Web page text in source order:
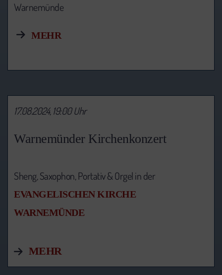
Warnemünde
MEHR
Warnemünder Kirchenkonzert
17.08.2024, 19:00 Uhr
Sheng, Saxophon, Portativ & Orgel in der
EVANGELISCHEN KIRCHE
WARNEMÜNDE
MEHR